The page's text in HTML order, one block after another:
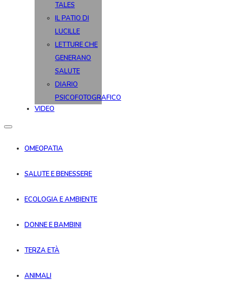
TALES
IL PATIO DI
LUCILLE
LETTURE CHE
GENERANO
SALUTE
DIARIO
PSICOFOTOGRAFICO
VIDEO
OMEOPATIA
SALUTE E BENESSERE
ECOLOGIA E AMBIENTE
DONNE E BAMBINI
TERZA ETÀ
ANIMALI